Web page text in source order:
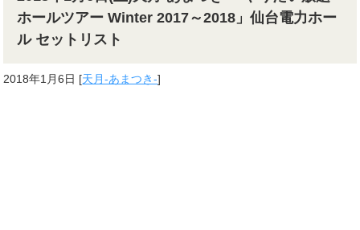
ホールツアー Winter 2017～2018」仙台電力ホー
ル セットリスト
2018年1月6日 [天月-あまつき-]